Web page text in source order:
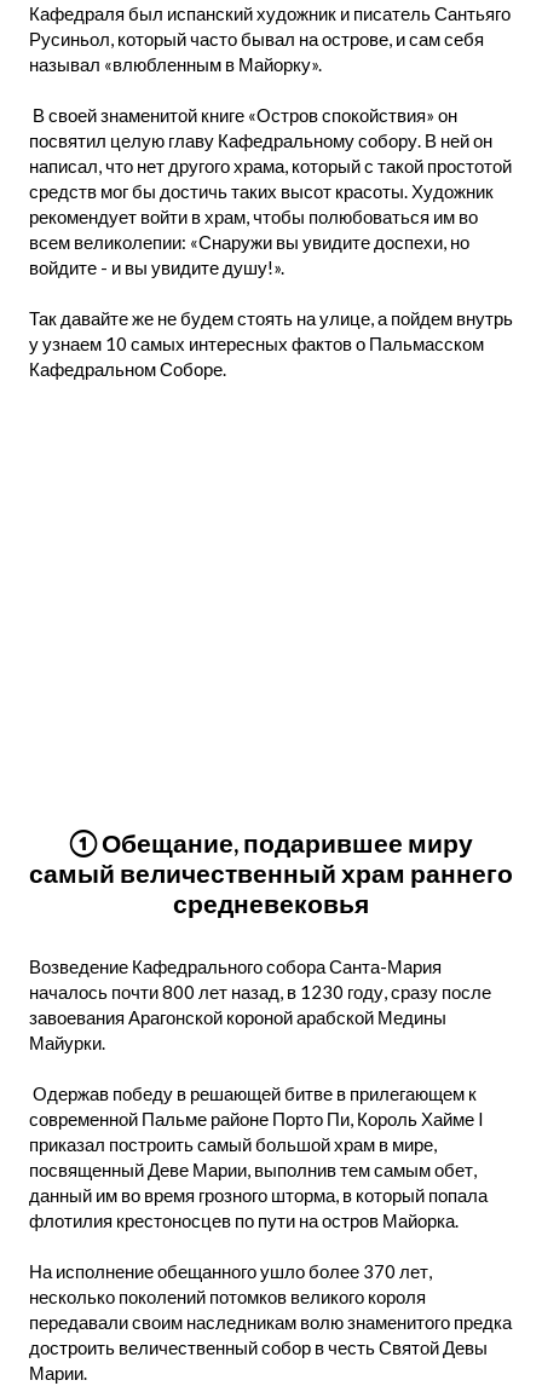
Кафедраля был испанский художник и писатель Сантьяго
Русиньол, который часто бывал на острове, и сам себя
называл «влюбленным в Майорку».
В своей знаменитой книге «Остров спокойствия» он
посвятил целую главу Кафедральному собору. В ней он
написал, что нет другого храма, который с такой простотой
средств мог бы достичь таких высот красоты. Художник
рекомендует войти в храм, чтобы полюбоваться им во
всем великолепии: «Снаружи вы увидите доспехи, но
войдите - и вы увидите душу!».
Так давайте же не будем стоять на улице, а пойдем внутрь
у узнаем 10 самых интересных фактов о Пальмасском
Кафедральном Соборе.
① Обещание, подарившее миру
самый величественный храм раннего
средневековья
Возведение Кафедрального собора Санта-Мария
началось почти 800 лет назад, в 1230 году, сразу после
завоевания Арагонской короной арабской Медины
Майурки.
Одержав победу в решающей битве в прилегающем к
современной Пальме районе Порто Пи, Король Хайме I
приказал построить самый большой храм в мире,
посвященный Деве Марии, выполнив тем самым обет,
данный им во время грозного шторма, в который попала
флотилия крестоносцев по пути на остров Майорка.
На исполнение обещанного ушло более 370 лет,
несколько поколений потомков великого короля
передавали своим наследникам волю знаменитого предка
достроить величественный собор в честь Святой Девы
Марии.